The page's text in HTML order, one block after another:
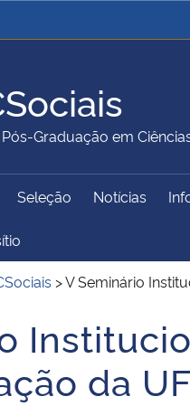
da Justiça e
da Educação
Ministério do Turismo
Graduação em
Seleção Notícias
>V Seminário
da